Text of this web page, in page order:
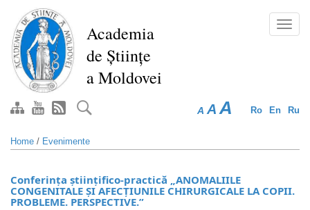
main
content
Academia
de Științe
a Moldovei
Ro En Ru
A A A
Home / Evenimente
Conferința științifico-practică „ANOMALIILE
CONGENITALE ȘI AFECȚIUNILE CHIRURGICALE LA COPII.
PROBLEME. PERSPECTIVE.”